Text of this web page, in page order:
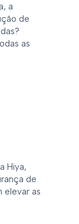
a
de
as
Hiya,
de
elevar as